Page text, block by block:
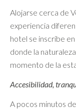
Alojarse cerca de
experiencia
hotel se inscribe
donde la
momento de la
Accesibilidad,
A pocos minutos